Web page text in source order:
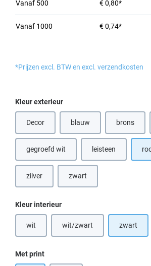
Vanaf 500 € 0,80*
Vanaf 1000 € 0,74*
*Prijzen excl. BTW en excl. verzendkosten
Selecteer
Kleur exterieur
Decor blauw(Deze optie is momenteel
brons
(Deze
gegroefd wit leisteen
zilver zwart
Selecteer
Kleur interieur
wit(Deze optie is momenteel niet beschikbaar.)
wit/zwart(Deze optie is momenteel
zwart
Selecteer
Met print